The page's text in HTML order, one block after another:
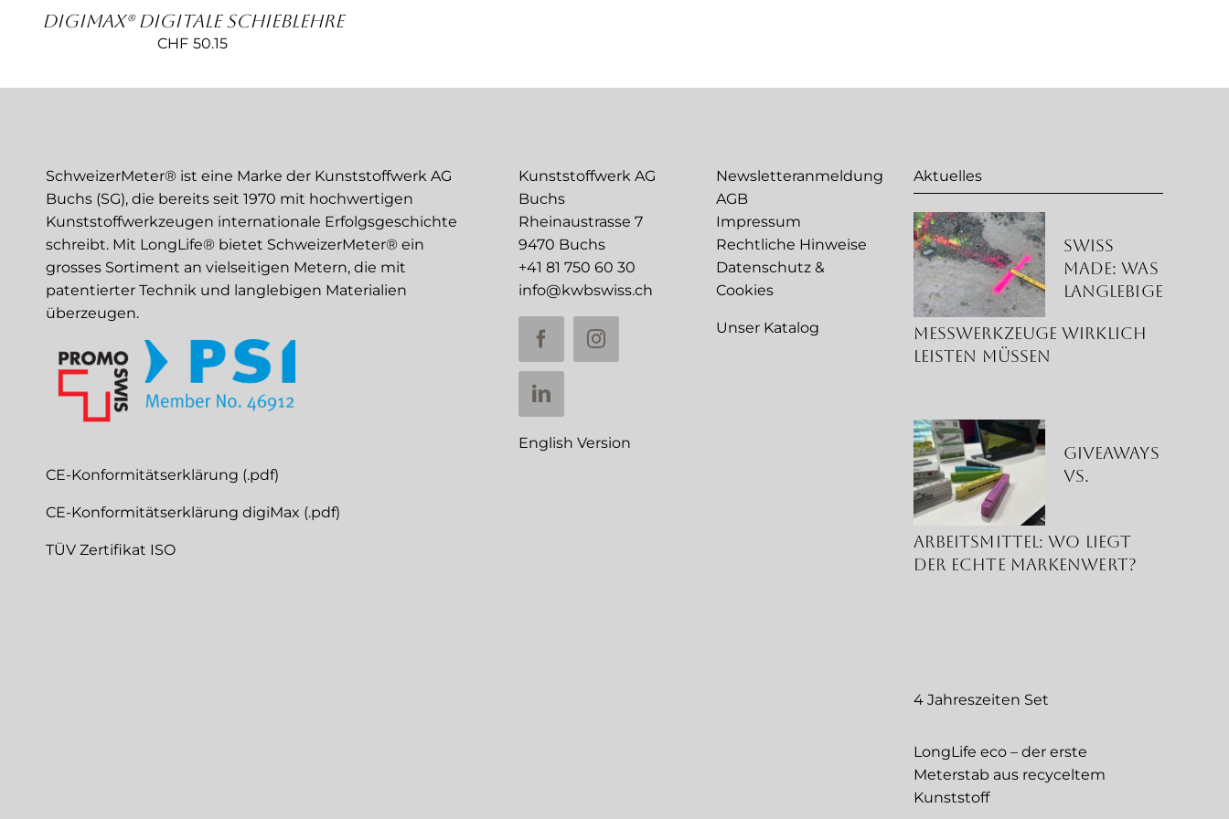
DigiMax® Digitale Schieblehre
CHF 50.15
SchweizerMeter® ist eine Marke der Kunststoffwerk AG
Buchs (SG), die bereits seit 1970 mit hochwertigen
Kunststoffwerkzeugen internationale Erfolgsgeschichte
schreibt. Mit LongLife® bietet SchweizerMeter® ein
grosses Sortiment an vielseitigen Metern, die mit
patentierter Technik und langlebigen Materialien
überzeugen.
CE-Konformitätserklärung (.pdf)
CE-Konformitätserklärung digiMax (.pdf)
TÜV Zertifikat ISO
Kunststoffwerk AG
Buchs
Rheinaustrasse 7
9470 Buchs
+41 81 750 60 30
info@kwbswiss.ch
English Version
Newsletteranmeldung
AGB
Impressum
Rechtliche Hinweise
Datenschutz &
Cookies
Unser Katalog
Aktuelles
Swiss
Made: Was
langlebige
Messwerkzeuge wirklich
leisten müssen
Giveaways
vs.
Arbeitsmittel: Wo liegt
der echte Markenwert?
4 Jahreszeiten Set
LongLife eco – der erste
Meterstab aus recyceltem
Kunststoff